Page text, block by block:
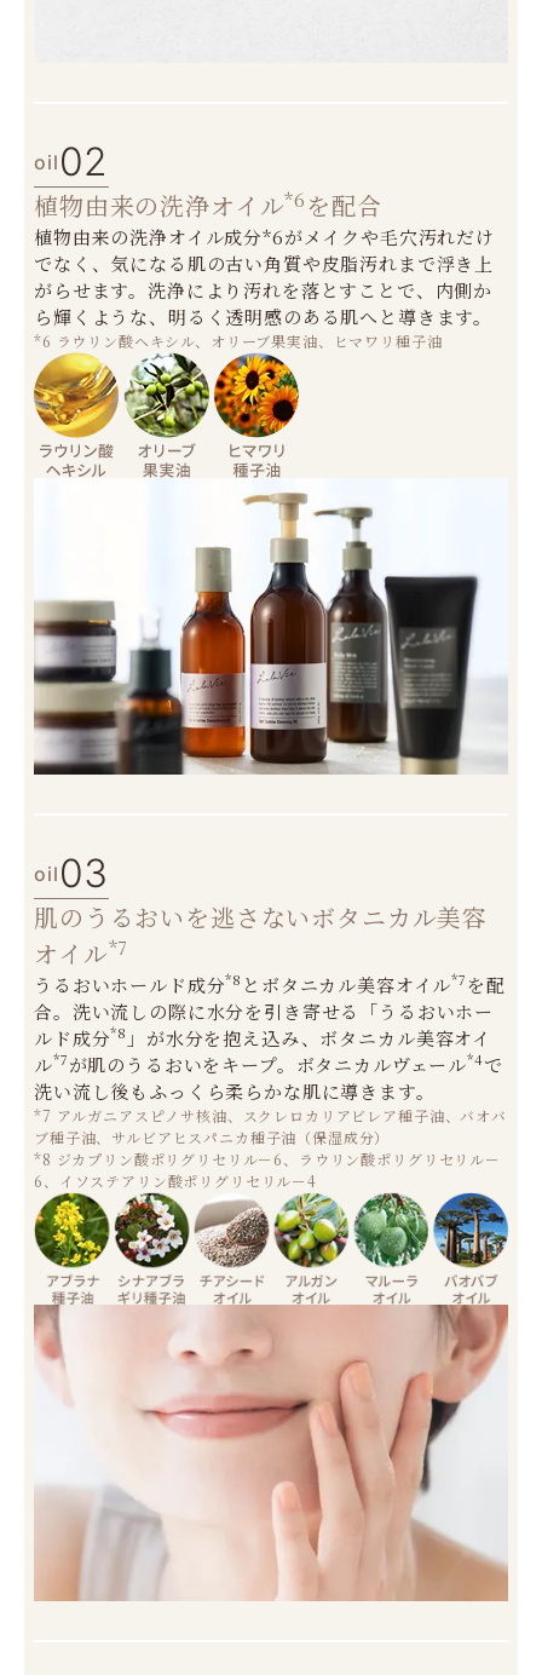
oil 02
植物由来の洗浄オイル*6 を配合
植物由来の洗浄オイル成分*6がメイクや毛穴汚れだけ
でなく、気になる肌の古い角質や皮脂汚れまで浮き上
がらせます。洗浄により汚れを落とすことで、内側か
ら輝くような、明るく透明感のある肌へと導きます。
*6 ラウリン酸ヘキシル、オリーブ果実油、ヒマワリ種子油
oil 03
肌のうるおいを逃さないボタニカル美容
オイル*7
うるおいホールド成分*8 とボタニカル美容オイル*7を配
合。洗い流しの際に水分を引き寄せる「うるおいホー
ルド成分*8 」が水分を抱え込み、ボタニカル美容オイ
ル*7が肌のうるおいをキープ。ボタニカルヴェール*4で
洗い流し後もふっくら柔らかな肌に導きます。
*7 アルガニアスピノサ核油、スクレロカリアビレア種子油、バオバ
ブ種子油、サルビアヒスパニカ種子油（保湿成分）
*8 ジカプリン酸ポリグリセリル－6、ラウリン酸ポリグリセリル－
6、イソステアリン酸ポリグリセリル－4